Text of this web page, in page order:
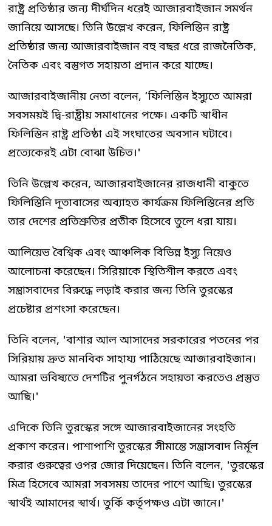
রাষ্ট্র প্রতিষ্ঠার জন্য দীর্ঘদিন ধরেই আজারবাইজান সমর্থন
জানিয়ে আসছে। তিনি উল্লেখ করেন, ফিলিস্তিন রাষ্ট্র
প্রতিষ্ঠার জন্য আজারবাইজান বহু বছর ধরে রাজনৈতিক,
নৈতিক এবং বস্তুগত সহায়তা প্রদান করে যাচ্ছে।
আজারবাইজানীয় নেতা বলেন, ‘ফিলিস্তিন ইস্যুতে আমরা
সবসময়ই দ্বি-রাষ্ট্রীয় সমাধানের পক্ষে। একটি স্বাধীন
ফিলিস্তিন রাষ্ট্র প্রতিষ্ঠা এই সংঘাতের অবসান ঘটাবে।
প্রত্যেকেরই এটা বোঝা উচিত।'
তিনি উল্লেখ করেন, আজারবাইজানের রাজধানী বাকুতে
ফিলিস্তিনি দূতাবাসের অব্যাহত কার্যক্রম ফিলিস্তিনের প্রতি
তার দেশের প্রতিশ্রুতির প্রতীক হিসেবে তুলে ধরা যায়।
আলিয়েভ বৈশ্বিক এবং আঞ্চলিক বিভিন্ন ইস্যু নিয়েও
আলোচনা করেছেন। সিরিয়াকে স্থিতিশীল করতে এবং
সন্ত্রাসবাদের বিরুদ্ধে লড়াই করার জন্য তিনি তুরস্কের
প্রচেষ্টার প্রশংসা করেছেন।
তিনি বলেন, 'বাশার আল আসাদের সরকারের পতনের পর
সিরিয়ায় দ্রুত মানবিক সাহায্য পাঠিয়েছে আজারবাইজান।
আমরা ভবিষ্যতে দেশটির পুনর্গঠনে সহায়তা করতেও প্রস্তুত
আছি।'
এদিকে তিনি তুরস্কের সঙ্গে আজারবাইজানের সংহতি
প্রকাশ করেন। পাশাপাশি তুরস্কের সীমান্তে সন্ত্রাসবাদ নির্মূল
করার গুরুত্বের ওপর জোর দিয়েছেন। তিনি বলেন, 'তুরস্কের
মিত্র হিসেবে আমরা সবসময় তাদের পাশে আছি। তুরস্কের
স্বার্থই আমাদের স্বার্থ। তুর্কি কর্তৃপক্ষও এটা জানে।'